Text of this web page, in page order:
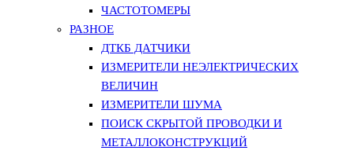
ЧАСТОТОМЕРЫ
РАЗНОЕ
ДТКБ ДАТЧИКИ
ИЗМЕРИТЕЛИ НЕЭЛЕКТРИЧЕСКИХ
ВЕЛИЧИН
ИЗМЕРИТЕЛИ ШУМА
ПОИСК СКРЫТОЙ ПРОВОДКИ И
МЕТАЛЛОКОНСТРУКЦИЙ